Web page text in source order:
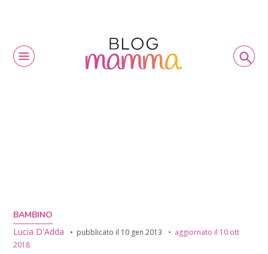
BAMBINO
Lucia D'Adda
pubblicato il 10 gen 2013 aggiornato il 10 ott
2018